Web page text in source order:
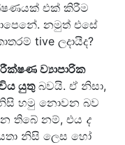
එක් කිරීම
නමුත් එසේ
tive ලදායීද?
ව්‍යාපාරික
යුතුබවයි. ඒ නිසා,
හමු නොවන බව
තිබේ නම්, එය ද
නිසි ලෙස හෝ